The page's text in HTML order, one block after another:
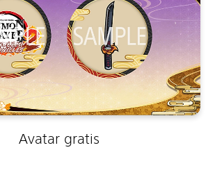
Avatar gratis